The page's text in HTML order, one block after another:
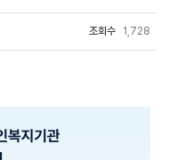
조회수 1,728